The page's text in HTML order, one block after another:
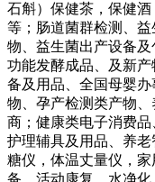
石斛）保健茶，保健
等；肠道菌群检测、
物、益生菌出产设备及
功能发酵成品、及新
备及用品、全国母婴
物、孕产检测类产物
商；健康类电子消费品
护理辅具及用品、养
糖仪，体温丈量仪，